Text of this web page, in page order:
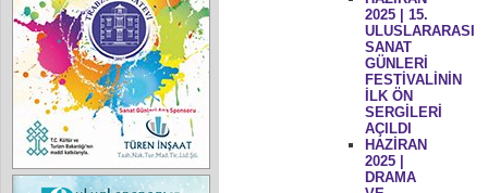
2025 | 15.
ULUSLARARASI
SANAT
GÜNLERİ
FESTİVALİNİN
İLK ÖN
SERGİLERİ
AÇILDI
HAZİRAN
2025 |
DRAMA